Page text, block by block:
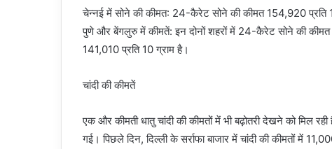
चेन्नई में सोने की कीमत: 24-कैरेट सोने की कीमत 154,920 प्रति
पुणे और बेंगलुरु में कीमतें: इन दोनों शहरों में 24-कैरेट सोने की
141,010 प्रति 10 ग्राम है।
चांदी की कीमतें
एक और कीमती धातु चांदी की कीमतों में भी बढ़ोतरी देखने को मिल
गई। पिछले दिन, दिल्ली के सर्राफा बाजार में चांदी की कीमतों में